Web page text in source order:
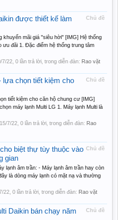
Chủ đề
được thiết kế làm
khuyến mãi giá "siêu hời" [IMG] Hệ thống
ưu đãi 1. Đặc điểm hệ thống trung tâm
7/22 , 0 lần trả lời, trong diễn đàn: Rao vặt
Chủ đề
lựa chọn tiết kiệm cho
tiết kiệm cho căn hộ chung cư [IMG]
máy lạnh Multi LG 1. Máy lạnh Multi là
15/7/22 , 0 lần trả lời, trong diễn đàn: Rao
Chủ đề
biệt thự tùy thuộc vào
gian
lạnh âm trần: - Máy lạnh âm trần hay còn
là dòng máy lạnh có mặt nạ và thường
22 , 0 lần trả lời, trong diễn đàn: Rao vặt
Chủ đề
Daikin bán chạy năm